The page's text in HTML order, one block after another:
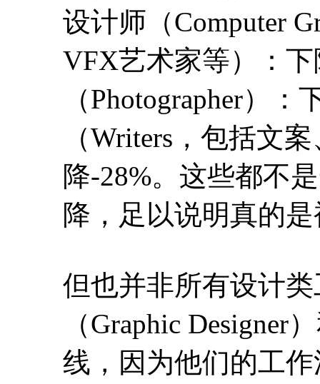
设计师（Computer
VFX艺术家等）：
（Photographer）
（Writers，包括文
降-28%。这些都不
降，足以说明真的
但也并非所有设计
（Graphic
线，因为他们的工